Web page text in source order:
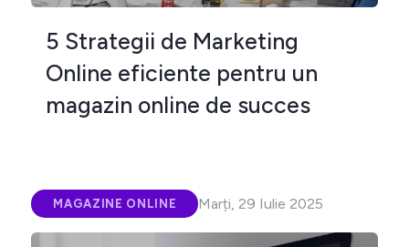
5 Strategii de Marketing
Online eficiente pentru un
magazin online de succes
MAGAZINE ONLINE Marți, 29 Iulie 2025